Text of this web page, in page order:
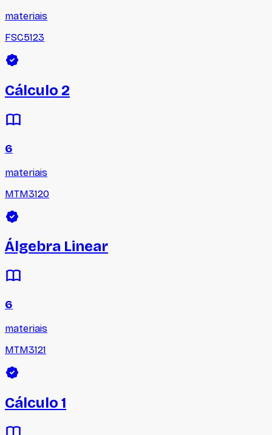
materiais
FSC5123
Cálculo 2
6
materiais
MTM3120
Álgebra Linear
6
materiais
MTM3121
Cálculo 1